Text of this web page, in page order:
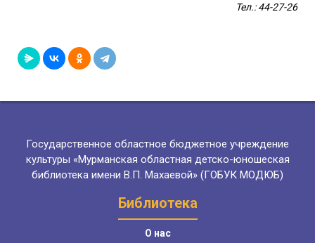
Тел.: 44-27-26
Государственное областное бюджетное учреждение
культуры «Мурманская областная детско-юношеская
библиотека имени В.П. Махаевой» (ГОБУК МОДЮБ)
Библиотека
О нас